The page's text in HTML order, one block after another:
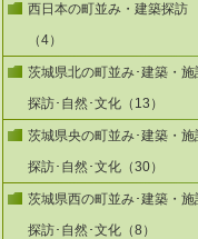
西日本の町並み・建築探訪
（4）
茨城県北の町並み･建築・施
探訪･自然･文化（13）
茨城県央の町並み･建築・施
探訪･自然･文化（30）
茨城県西の町並み･建築・施
探訪･自然･文化（8）